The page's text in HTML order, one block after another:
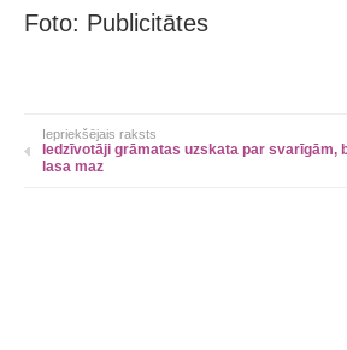
Foto: Publicitātes
Iepriekšējais raksts
Iedzīvotāji grāmatas uzskata par svarīgām,
lasa maz